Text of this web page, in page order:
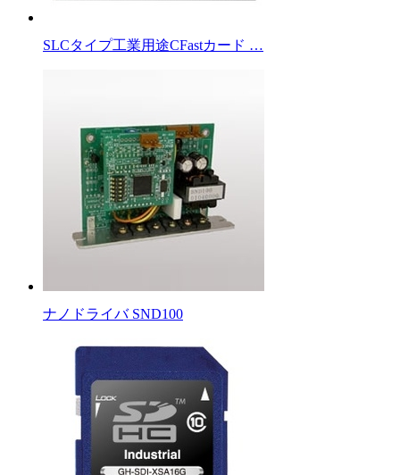
SLCタイプ工業用途CFastカード …
ナノドライバ SND100